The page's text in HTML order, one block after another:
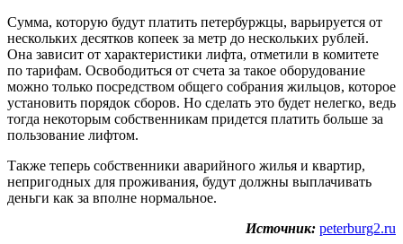
Сумма, которую будут платить петербуржцы, варьируется от
нескольких десятков копеек за метр до нескольких рублей.
Она зависит от характеристики лифта, отметили в комитете
по тарифам. Освободиться от счета за такое оборудование
можно только посредством общего собрания жильцов, которое
установить порядок сборов. Но сделать это будет нелегко, ведь
тогда некоторым собственникам придется платить больше за
пользование лифтом.
Также теперь собственники аварийного жилья и квартир,
непригодных для проживания, будут должны выплачивать
деньги как за вполне нормальное.
Источник: peterburg2.ru